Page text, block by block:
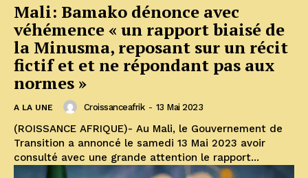
Mali: Bamako dénonce avec
véhémence « un rapport biaisé de
la Minusma, reposant sur un récit
fictif et et ne répondant pas aux
normes »
A LA UNE Croissanceafrik - 13 Mai 2023
(ROISSANCE AFRIQUE)- Au Mali, le Gouvernement de
Transition a annoncé le samedi 13 Mai 2023 avoir
consulté avec une grande attention le rapport...